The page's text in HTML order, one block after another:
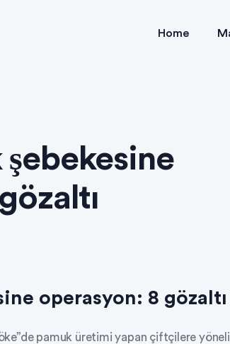
Home
operasyon: 8 gözaltı
pamuk üretimi yapan çiftçilere